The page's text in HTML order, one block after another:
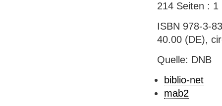
214 Seiten :
ISBN 978-3-
40.00 (DE),
Quelle: DNB
biblio-net
mab2